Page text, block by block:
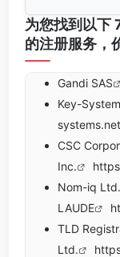
为您找到以下
的注册服务，
Gandi SAS
Key-
systems.net
CSC
Inc.
Nom-iq
LAUDE
TLD
Ltd.